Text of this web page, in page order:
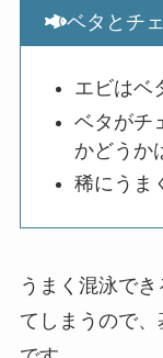
ベタとチ
エビはベ
ベタがチ
かどうか
稀にうま
うまく混泳で
てしまうので